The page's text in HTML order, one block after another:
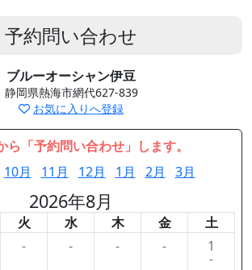
予約問い合わせ
ブルーオーシャン伊豆
静岡県熱海市網代627-839
お気に入りへ登録
ら「予約問い合わせ」します。
10月 11月 12月 1月 2月 3月
2026年8月
火 水 木 金
土
- - - - 1
-